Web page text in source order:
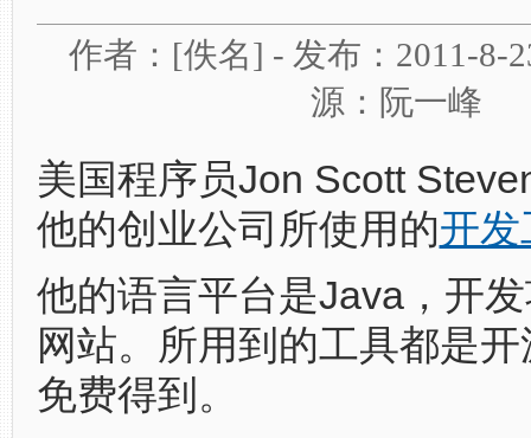
作者：[佚名] - 发布：2011-8-
源：阮一峰
美国程序员Jon Scott
他的创业公司所使用的开发
他的语言平台是Java，开
网站。所用到的工具都是
免费得到。